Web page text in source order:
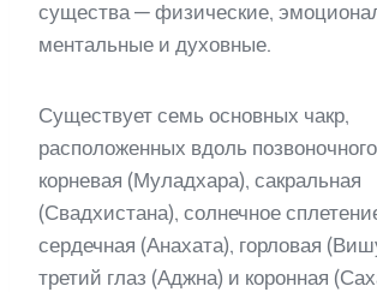
существа — физические,
ментальные и духовные.
Существует семь основных чакр,
расположенных вдоль
корневая (Муладхара), сакральная
(Свадхистана), солнечное
сердечная (Анахата), горловая
третий глаз (Аджна) и коронная